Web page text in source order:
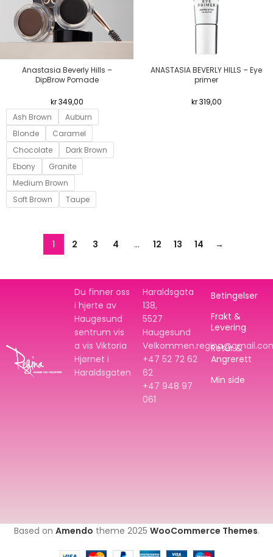
Anastasia Beverly Hills –
DipBrow Pomade
kr349,00
Ash Brown
Auburn
Blonde
Caramel
Chocolate
Dark Brown
Ebony
Granite
Medium Brown
Soft Brown
Taupe
ANASTASIA BEVERLY HILLS – Eye
primer
kr319,00
1 2 3 4 … 12 13 14 →
Du finner oss
i hjerte av
Haugesund
sentrum vis
a vis Viktoria
Hjørnet i
Haraldsgaten
Haraldsgata
138,
5527
Haugesund
+47 52 72 62
62
+47 948 97
061
Betingelser
Frakt &
Levering
Retur &
Angrerett
Min side
Based on Amendo theme 2025 WooCommerce Themes.